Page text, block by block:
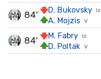
Iz
D. Bukovsky
V
A. Mojzis
84'
Iz
M. Fabry
V
D. Poltak
84'